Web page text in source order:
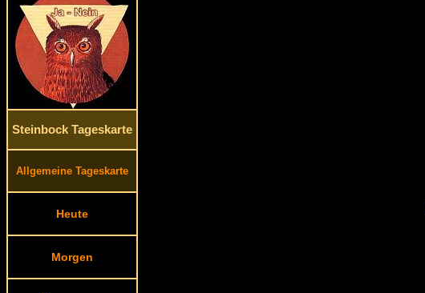
Steinbock Tageskarte
Allgemeine Tageskarte
Heute
Morgen